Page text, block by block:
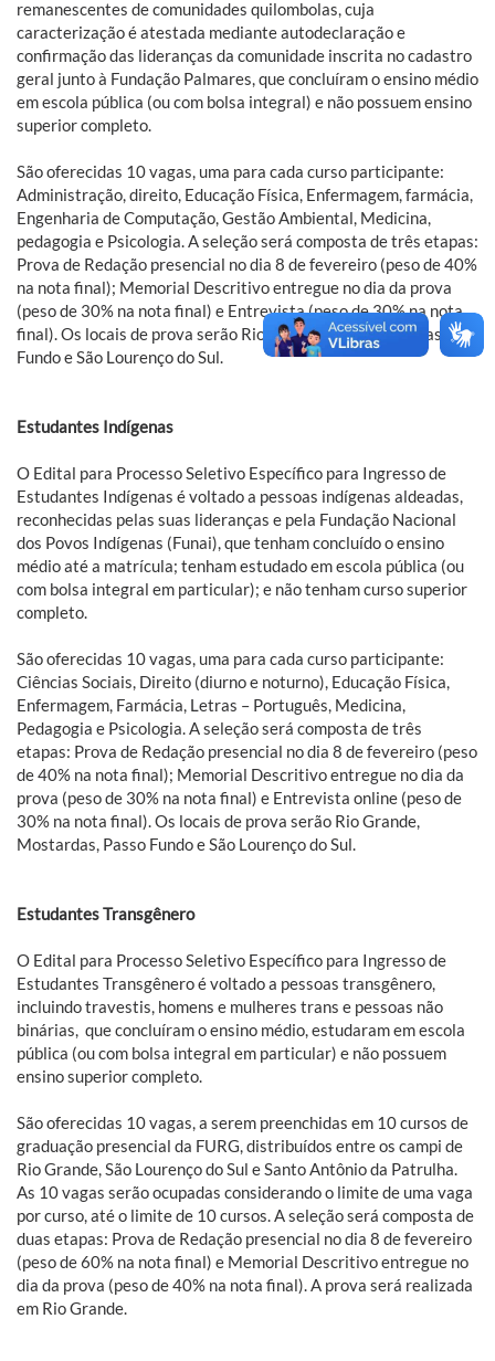
remanescentes de comunidades quilombolas, cuja
caracterização é atestada mediante autodeclaração e
confirmação das lideranças da comunidade inscrita no cadastro
geral junto à Fundação Palmares, que concluíram o ensino médio
em escola pública (ou com bolsa integral) e não possuem ensino
superior completo.
São oferecidas 10 vagas, uma para cada curso participante:
Administração, direito, Educação Física, Enfermagem, farmácia,
Engenharia de Computação, Gestão Ambiental, Medicina,
pedagogia e Psicologia. A seleção será composta de três etapas:
Prova de Redação presencial no dia 8 de fevereiro (peso de 40%
na nota final); Memorial Descritivo entregue no dia da prova
(peso de 30% na nota final) e Entrevista (peso de 30% na nota
final). Os locais de prova serão Rio Grande, Mostardas, Passo
Fundo e São Lourenço do Sul.
Estudantes Indígenas
O Edital para Processo Seletivo Específico para Ingresso de
Estudantes Indígenas é voltado a pessoas indígenas aldeadas,
reconhecidas pelas suas lideranças e pela Fundação Nacional
dos Povos Indígenas (Funai), que tenham concluído o ensino
médio até a matrícula; tenham estudado em escola pública (ou
com bolsa integral em particular); e não tenham curso superior
completo.
São oferecidas 10 vagas, uma para cada curso participante:
Ciências Sociais, Direito (diurno e noturno), Educação Física,
Enfermagem, Farmácia, Letras – Português, Medicina,
Pedagogia e Psicologia. A seleção será composta de três
etapas: Prova de Redação presencial no dia 8 de fevereiro (peso
de 40% na nota final); Memorial Descritivo entregue no dia da
prova (peso de 30% na nota final) e Entrevista online (peso de
30% na nota final). Os locais de prova serão Rio Grande,
Mostardas, Passo Fundo e São Lourenço do Sul.
Estudantes Transgênero
O Edital para Processo Seletivo Específico para Ingresso de
Estudantes Transgênero é voltado a pessoas transgênero,
incluindo travestis, homens e mulheres trans e pessoas não
binárias, que concluíram o ensino médio, estudaram em escola
pública (ou com bolsa integral em particular) e não possuem
ensino superior completo.
São oferecidas 10 vagas, a serem preenchidas em 10 cursos de
graduação presencial da FURG, distribuídos entre os campi de
Rio Grande, São Lourenço do Sul e Santo Antônio da Patrulha.
As 10 vagas serão ocupadas considerando o limite de uma vaga
por curso, até o limite de 10 cursos. A seleção será composta de
duas etapas: Prova de Redação presencial no dia 8 de fevereiro
(peso de 60% na nota final) e Memorial Descritivo entregue no
dia da prova (peso de 40% na nota final). A prova será realizada
em Rio Grande.